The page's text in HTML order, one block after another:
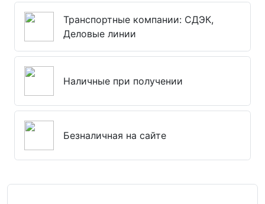
Транспортные компании: СДЭК,
Деловые линии
Наличные при получении
Безналичная на сайте